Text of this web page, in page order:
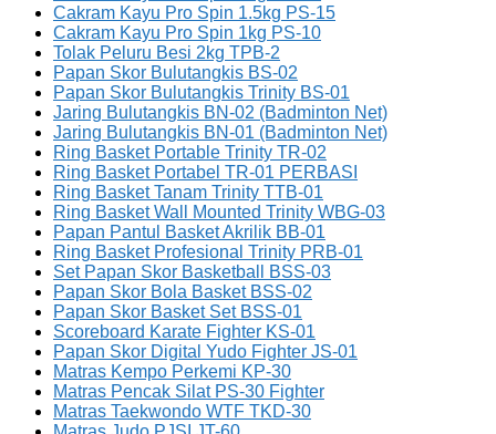
Cakram Kayu Pro Spin 1.5kg PS-15
Cakram Kayu Pro Spin 1kg PS-10
Tolak Peluru Besi 2kg TPB-2
Papan Skor Bulutangkis BS-02
Papan Skor Bulutangkis Trinity BS-01
Jaring Bulutangkis BN-02 (Badminton Net)
Jaring Bulutangkis BN-01 (Badminton Net)
Ring Basket Portable Trinity TR-02
Ring Basket Portabel TR-01 PERBASI
Ring Basket Tanam Trinity TTB-01
Ring Basket Wall Mounted Trinity WBG-03
Papan Pantul Basket Akrilik BB-01
Ring Basket Profesional Trinity PRB-01
Set Papan Skor Basketball BSS-03
Papan Skor Bola Basket BSS-02
Papan Skor Basket Set BSS-01
Scoreboard Karate Fighter KS-01
Papan Skor Digital Yudo Fighter JS-01
Matras Kempo Perkemi KP-30
Matras Pencak Silat PS-30 Fighter
Matras Taekwondo WTF TKD-30